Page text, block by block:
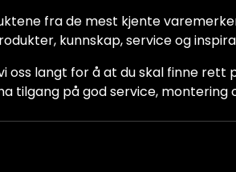
fra de mest kjente
kunnskap, service og
oss langt for å at du skal finne rett
tilgang på god service, montering